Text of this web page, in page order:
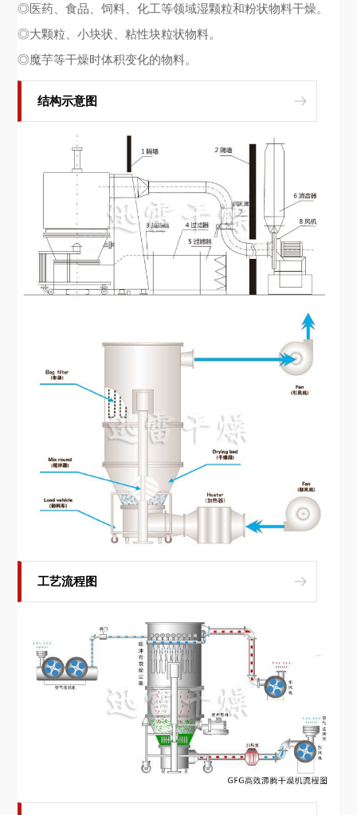
◎医药、食品、饲料、化工等领域湿颗粒和粉状物料干燥。
◎大颗粒、小块状、粘性块粒状物料。
◎魔芋等干燥时体积变化的物料。
结构示意图
工艺流程图